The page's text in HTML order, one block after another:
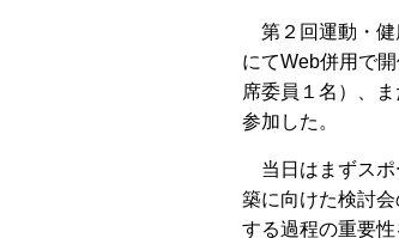
第２回運動・健
にてWeb併用で
席委員１名）、
参加した。
当日はまずスポ
築に向けた検討
する過程の重要性